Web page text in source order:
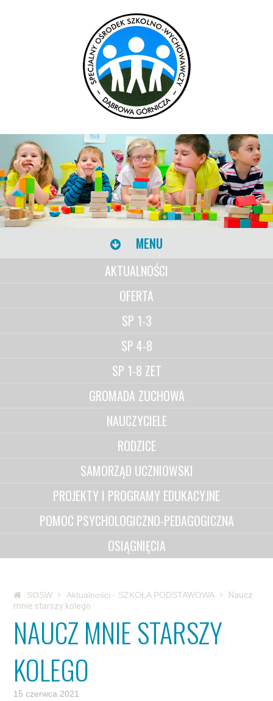
MENU
AKTUALNOŚCI
OFERTA
SP 1-3
SP 4-8
SP 1-8 ZET
GROMADA ZUCHOWA
NAUCZYCIELE
RODZICE
SAMORZĄD UCZNIOWSKI
PROJEKTY I PROGRAMY EDUKACYJNE
POMOC PSYCHOLOGICZNO-PEDAGOGICZNA
OSIĄGNIĘCIA
SOSW Aktualności - SZKOŁA PODSTAWOWA
Naucz
mnie starszy kolego
NAUCZ MNIE STARSZY
KOLEGO
15 czerwca 2021